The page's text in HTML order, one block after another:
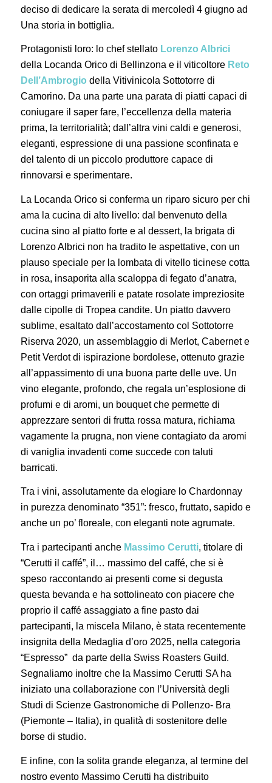
deciso di dedicare la serata di mercoledì 4 giugno ad
Una storia in bottiglia.
Protagonisti loro: lo chef stellato Lorenzo Albrici
della Locanda Orico di Bellinzona e il viticoltore Reto
Dell’Ambrogio della Vitivinicola Sottotorre di
Camorino. Da una parte una parata di piatti capaci di
coniugare il saper fare, l’eccellenza della materia
prima, la territorialità; dall’altra vini caldi e generosi,
eleganti, espressione di una passione sconfinata e
del talento di un piccolo produttore capace di
rinnovarsi e sperimentare.
La Locanda Orico si conferma un riparo sicuro per chi
ama la cucina di alto livello: dal benvenuto della
cucina sino al piatto forte e al dessert, la brigata di
Lorenzo Albrici non ha tradito le aspettative, con un
plauso speciale per la lombata di vitello ticinese cotta
in rosa, insaporita alla scaloppa di fegato d’anatra,
con ortaggi primaverili e patate rosolate impreziosite
dalle cipolle di Tropea candite. Un piatto davvero
sublime, esaltato dall’accostamento col Sottotorre
Riserva 2020, un assemblaggio di Merlot, Cabernet e
Petit Verdot di ispirazione bordolese, ottenuto grazie
all’appassimento di una buona parte delle uve. Un
vino elegante, profondo, che regala un’esplosione di
profumi e di aromi, un bouquet che permette di
apprezzare sentori di frutta rossa matura, richiama
vagamente la prugna, non viene contagiato da aromi
di vaniglia invadenti come succede con taluti
barricati.
Tra i vini, assolutamente da elogiare lo Chardonnay
in purezza denominato “351”: fresco, fruttato, sapido e
anche un po’ floreale, con eleganti note agrumate.
Tra i partecipanti anche Massimo Cerutti, titolare di
“Cerutti il caffé”, il… massimo del caffé, che si è
speso raccontando ai presenti come si degusta
questa bevanda e ha sottolineato con piacere che
proprio il caffé assaggiato a fine pasto dai
partecipanti, la miscela Milano, è stata recentemente
insignita della Medaglia d’oro 2025, nella categoria
“Espresso” da parte della Swiss Roasters Guild.
Segnaliamo inoltre che la Massimo Cerutti SA ha
iniziato una collaborazione con l’Università degli
Studi di Scienze Gastronomiche di Pollenzo- Bra
(Piemonte – Italia), in qualità di sostenitore delle
borse di studio.
E infine, con la solita grande eleganza, al termine del
nostro evento Massimo Cerutti ha distribuito